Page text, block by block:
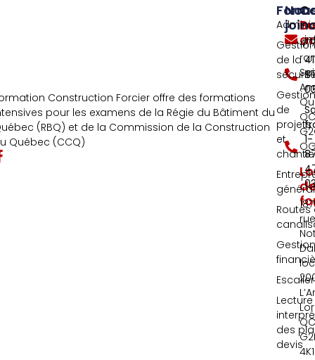
Construction Forcier offre des formations
pour les examens de la Régie du Bâtiment du
(RBQ) et de la Commission de la Construction
Québec (CCQ)
rue
4K1
1-
de la
de
projets
et
général
Routes
des
devis